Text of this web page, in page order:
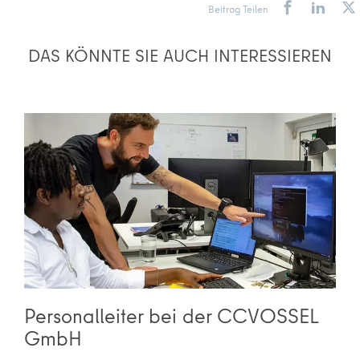
Beitrag Teilen
DAS KÖNNTE SIE AUCH INTERESSIEREN
Personalleiter bei der CCVOSSEL
GmbH